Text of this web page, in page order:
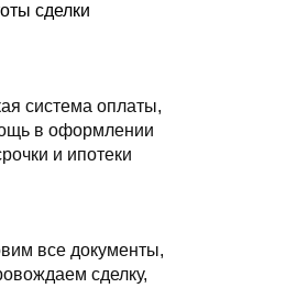
сделки
система оплаты,
в оформлении
и ипотеки
все документы,
сделку,